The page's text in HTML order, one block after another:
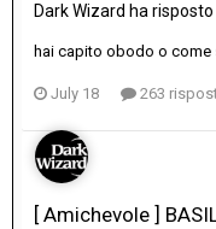
Dark Wizard ha
hai capito obodo o come
July 18 263
[ Amichevole ]